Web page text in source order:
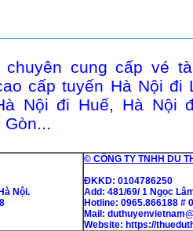
chuyên cung cấp vé
cấp tuyến Hà Nội đi
Nội đi Huế, Hà Nội
Gòn...
Nội.
© CÔNG TY TNHH DU
ĐKKD: 0104786250
Add: 481/69/ 1 Ngọc
Hotline: 0965.866188 #
Mail:
Website: https://